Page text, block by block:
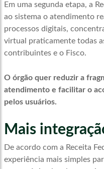
Em uma segunda etapa, a
ao sistema o atendimento
processos digitais,
virtual praticamente todas
contribuintes e o Fisco.
O órgão quer reduzir a
atendimento e facilitar o
pelos usuários.
Mais
De acordo com a Receita
experiência mais simples